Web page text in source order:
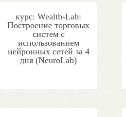
курс: Wealth-Lab:
Построение торговых
систем с
использованием
нейронных сетей за 4
дня (NeuroLab)